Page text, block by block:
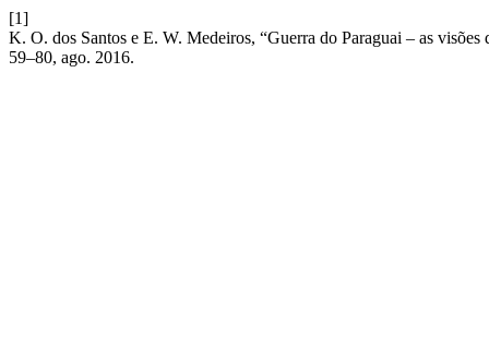
[1]
K. O. dos Santos e E. W. Medeiros, “Guerra do Paraguai – as
59–80, ago. 2016.